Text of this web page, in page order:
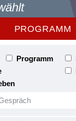
PROGRAMM
Programm